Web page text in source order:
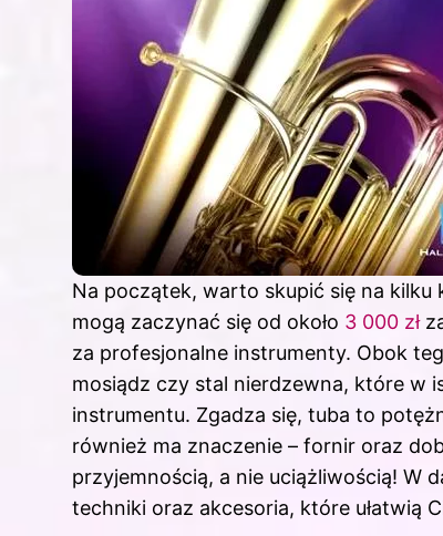
Na początek, warto skupić się na
mogą zaczynać się od około 3 000 zł
za profesjonalne instrumenty. Obok
mosiądz czy stal nierdzewna, które w
instrumentu. Zgadza się, tuba to
również ma znaczenie – fornir oraz
przyjemnością, a nie uciążliwością! W
techniki oraz akcesoria, które ułatwią